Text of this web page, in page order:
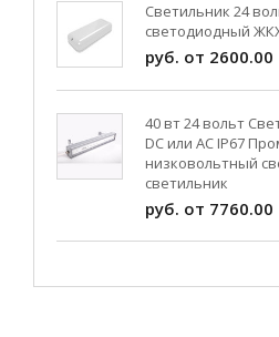
Светильник 24
светодиодный
руб. от 2600.00
40 вт 24 вольт
DC или AC IP67
низковольтный
светильник
руб. от 7760.00